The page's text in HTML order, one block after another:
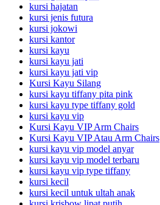
kursi hajatan
kursi jenis futura
kursi jokowi
kursi kantor
kursi kayu
kursi kayu jati
kursi kayu jati vip
Kursi Kayu Silang
kursi kayu tiffany pita pink
kursi kayu type tiffany gold
kursi kayu vip
Kursi Kayu VIP Arm Chairs
Kursi Kayu VIP Atau Arm Chairs
kursi kayu vip model anyar
kursi kayu vip model terbaru
kursi kayu vip type tiffany
kursi kecil
kursi kecil untuk ultah anak